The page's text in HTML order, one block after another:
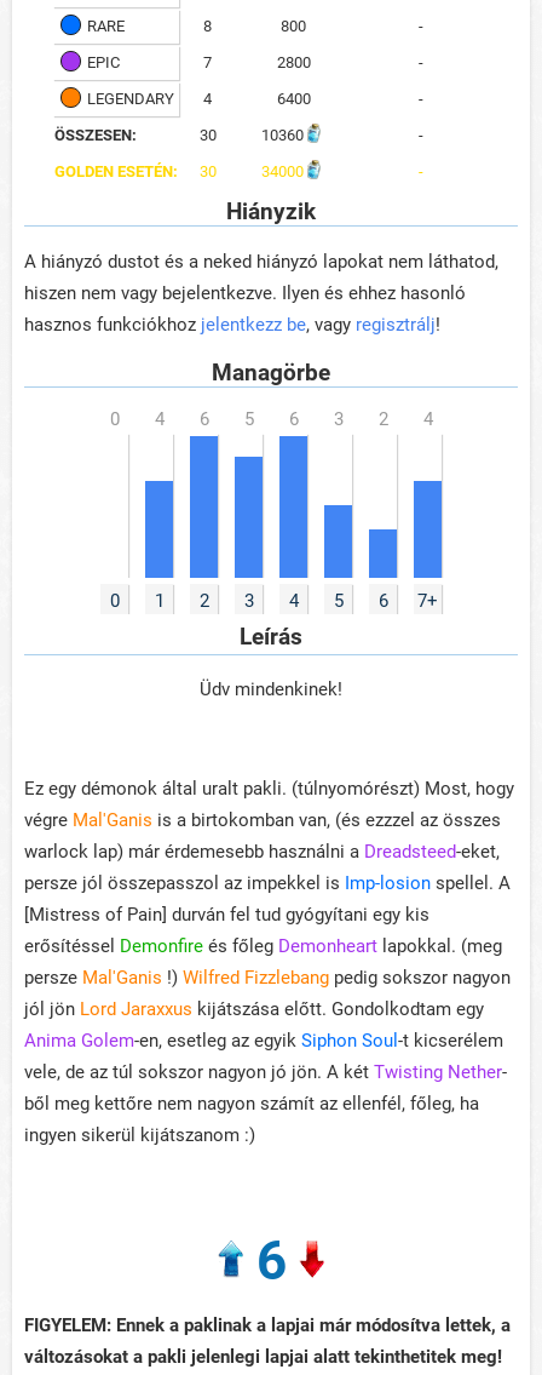
RARE
8 800
-
EPIC
7 2800
-
LEGENDARY
4 6400
-
ÖSSZESEN:
30 10360
-
GOLDEN ESETÉN:
30 34000 -
Hiányzik
A hiányzó dustot és a neked hiányzó lapokat nem láthatod,
hiszen nem vagy bejelentkezve. Ilyen és ehhez hasonló
hasznos funkciókhoz jelentkezz be, vagy regisztrálj!
Managörbe
0 1 2 3 4 5 6 7+
Leírás
Üdv mindenkinek!
Ez egy démonok által uralt pakli. (túlnyomórészt) Most, hogy
végre Mal'Ganis is a birtokomban van, (és ezzzel az összes
warlock lap) már érdemesebb használni a Dreadsteed-eket,
persze jól összepasszol az impekkel is Imp-losion spellel. A
[Mistress of Pain] durván fel tud gyógyítani egy kis
erősítéssel Demonfire és főleg Demonheart lapokkal. (meg
persze Mal'Ganis !) Wilfred Fizzlebang pedig sokszor nagyon
jól jön Lord Jaraxxus kijátszása előtt. Gondolkodtam egy
Anima Golem-en, esetleg az egyik Siphon Soul -t kicserélem
vele, de az túl sokszor nagyon jó jön. A két Twisting Nether-
ből meg kettőre nem nagyon számít az ellenfél, főleg, ha
ingyen sikerül kijátszanom :)
6
FIGYELEM: Ennek a paklinak a lapjai már módosítva lettek, a
változásokat a pakli jelenlegi lapjai alatt tekinthetitek meg!